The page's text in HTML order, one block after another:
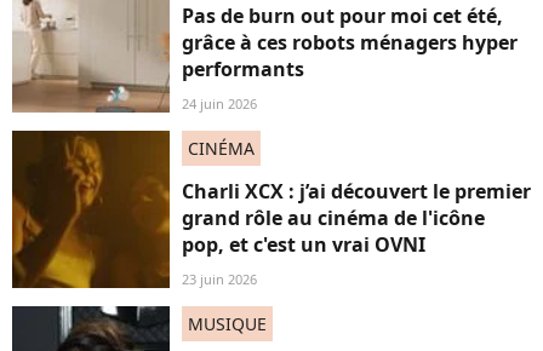
Pas de burn out pour moi cet été,
grâce à ces robots ménagers hyper
performants
24 juin 2026
CINÉMA
Charli XCX : j’ai découvert le premier
grand rôle au cinéma de l'icône
pop, et c'est un vrai OVNI
23 juin 2026
MUSIQUE